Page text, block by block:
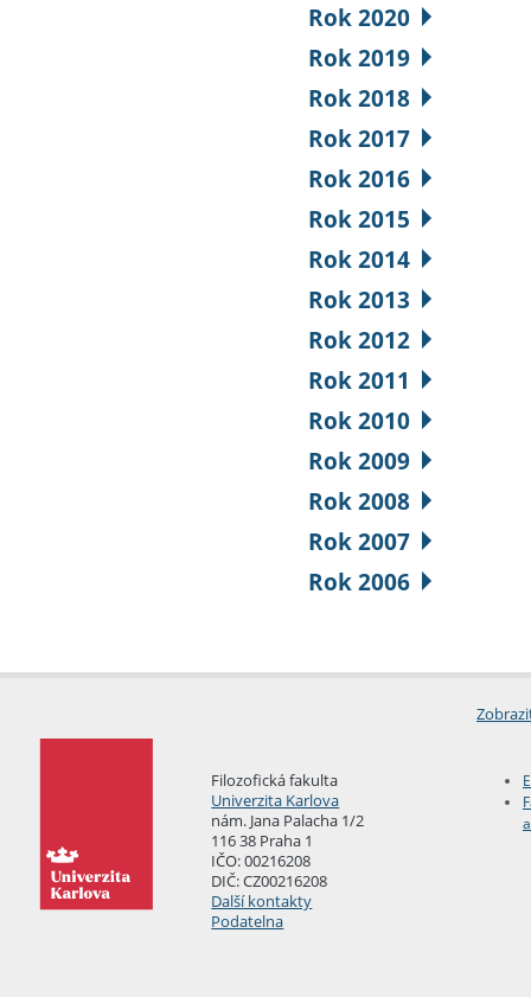
Rok 2020
Rok 2019
Rok 2018
Rok 2017
Rok 2016
Rok 2015
Rok 2014
Rok 2013
Rok 2012
Rok 2011
Rok 2010
Rok 2009
Rok 2008
Rok 2007
Rok 2006
Filozofická fakulta
Univerzita Karlova
nám. Jana Palacha 1/2
116 38 Praha 1
IČO: 00216208
DIČ: CZ00216208
Další kontakty
Podatelna